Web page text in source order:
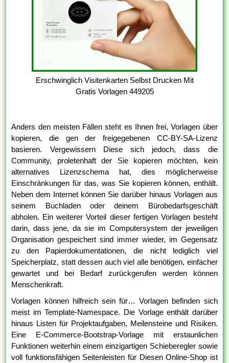
Erschwinglich Visitenkarten Selbst Drucken Mit
Gratis Vorlagen 449205
Anders den meisten Fällen steht es Ihnen frei, Vorlagen über
kopieren, die gen der freigegebenen CC-BY-SA-Lizenz
basieren. Vergewissern Diese sich jedoch, dass die
Community, proletenhaft der Sie kopieren möchten, kein
alternatives Lizenzschema hat, dies möglicherweise
Einschränkungen für das, was Sie kopieren können, enthält.
Neben dem Internet können Sie darüber hinaus Vorlagen aus
seinem Buchladen oder deinem Bürobedarfsgeschäft
abholen. Ein weiterer Vorteil dieser fertigen Vorlagen besteht
darin, dass jene, da sie im Computersystem der jeweiligen
Organisation gespeichert sind immer wieder, im Gegensatz
zu den Papierdokumentationen, die nicht lediglich viel
Speicherplatz, statt dessen auch viel alle benötigen, einfacher
gewartet und bei Bedarf zurückgerufen werden können
Menschenkraft.
Vorlagen können hilfreich sein für… Vorlagen befinden sich
meist im Template-Namespace. Die Vorlage enthält darüber
hinaus Listen für Projektaufgaben, Meilensteine und Risiken.
Eine E-Commerce-Bootstrap-Vorlage mit erstaunlichen
Funktionen weiterhin einem einzigartigen Schieberegler sowie
voll funktionsfähigen Seitenleisten für Diesen Online-Shop ist